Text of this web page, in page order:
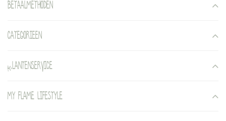
Betaalmethoden
Categorieen
Klantenservice
My Flame Lifestyle